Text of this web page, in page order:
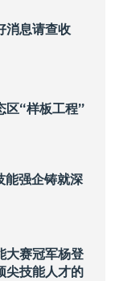
消息请查收
区“样板工程”
能强企铸就深
大赛冠军杨登
尖技能人才的